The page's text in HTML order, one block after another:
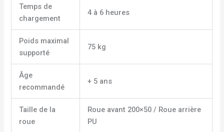
Temps de
chargement
4 à 6 heures
Poids maximal
supporté
75 kg
Âge
recommandé
+ 5 ans
Taille de la
roue
Roue avant 200×50 / Roue arrière
PU